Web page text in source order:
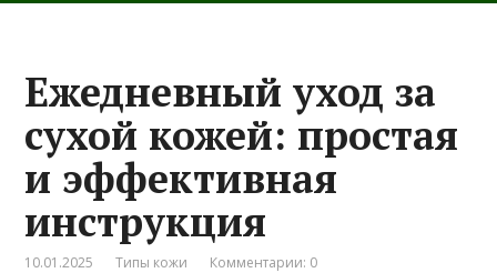
Ежедневный уход за
сухой кожей: простая
и эффективная
инструкция
10.01.2025 Типы кожи Комментарии: 0